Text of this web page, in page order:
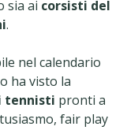
sia ai corsisti del
.
nel calendario
ha visto la
tennisti pronti a
fair play